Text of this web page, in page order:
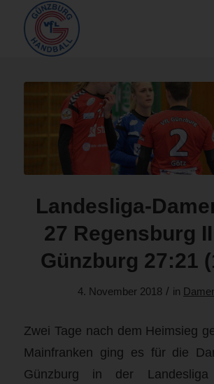
Landesliga-
27 Regensburg
Günzburg 27:21
4. November 2018 / in Damen
Zwei Tage nach dem Heimsieg
Mainfranken ging es für die
Günzburg in der